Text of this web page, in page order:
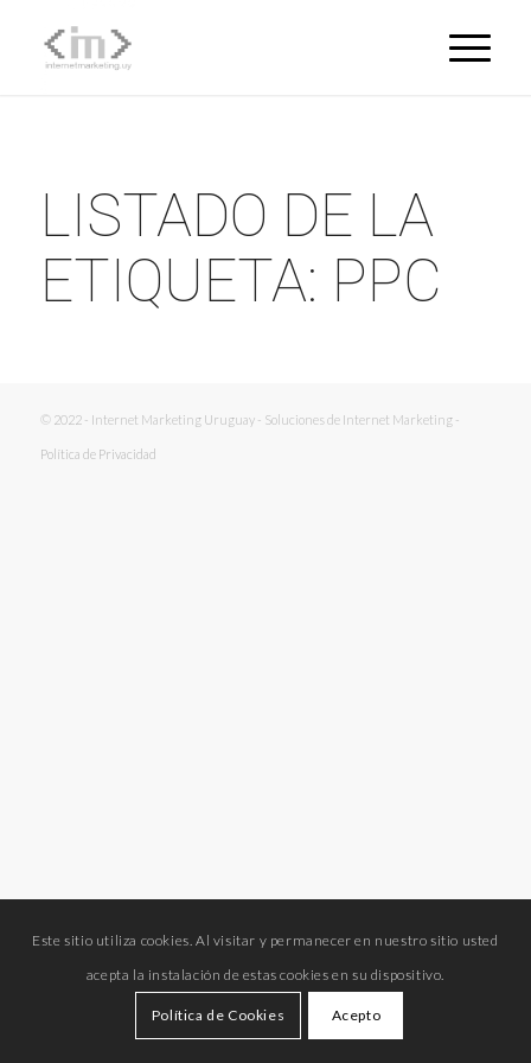
LISTADO DE LA
ETIQUETA: PPC
© 2022 - Internet Marketing Uruguay - Soluciones de Internet Marketing -
Política de Privacidad
Este sitio utiliza cookies. Al visitar y permanecer en nuestro sitio usted
acepta la instalación de estas cookies en su dispositivo.
Política de Cookies Acepto